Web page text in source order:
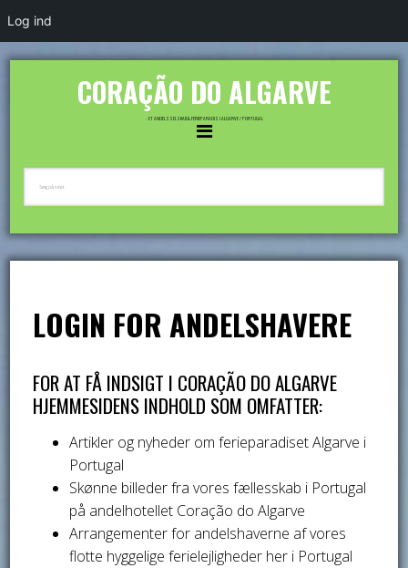
Log ind
CORAÇÃO DO ALGARVE
- ET ANDELSSELSKAB & FERIEPARADIS I ALGARVE / PORTUGAL
LOGIN FOR ANDELSHAVERE
FOR AT FÅ INDSIGT I CORAÇÃO DO ALGARVE
HJEMMESIDENS INDHOLD SOM OMFATTER:
Artikler og nyheder om ferieparadiset Algarve i
Portugal
Skønne billeder fra vores fællesskab i Portugal
på andelhotellet Coração do Algarve
Arrangementer for andelshaverne af vores
flotte hyggelige ferielejligheder her i Portugal